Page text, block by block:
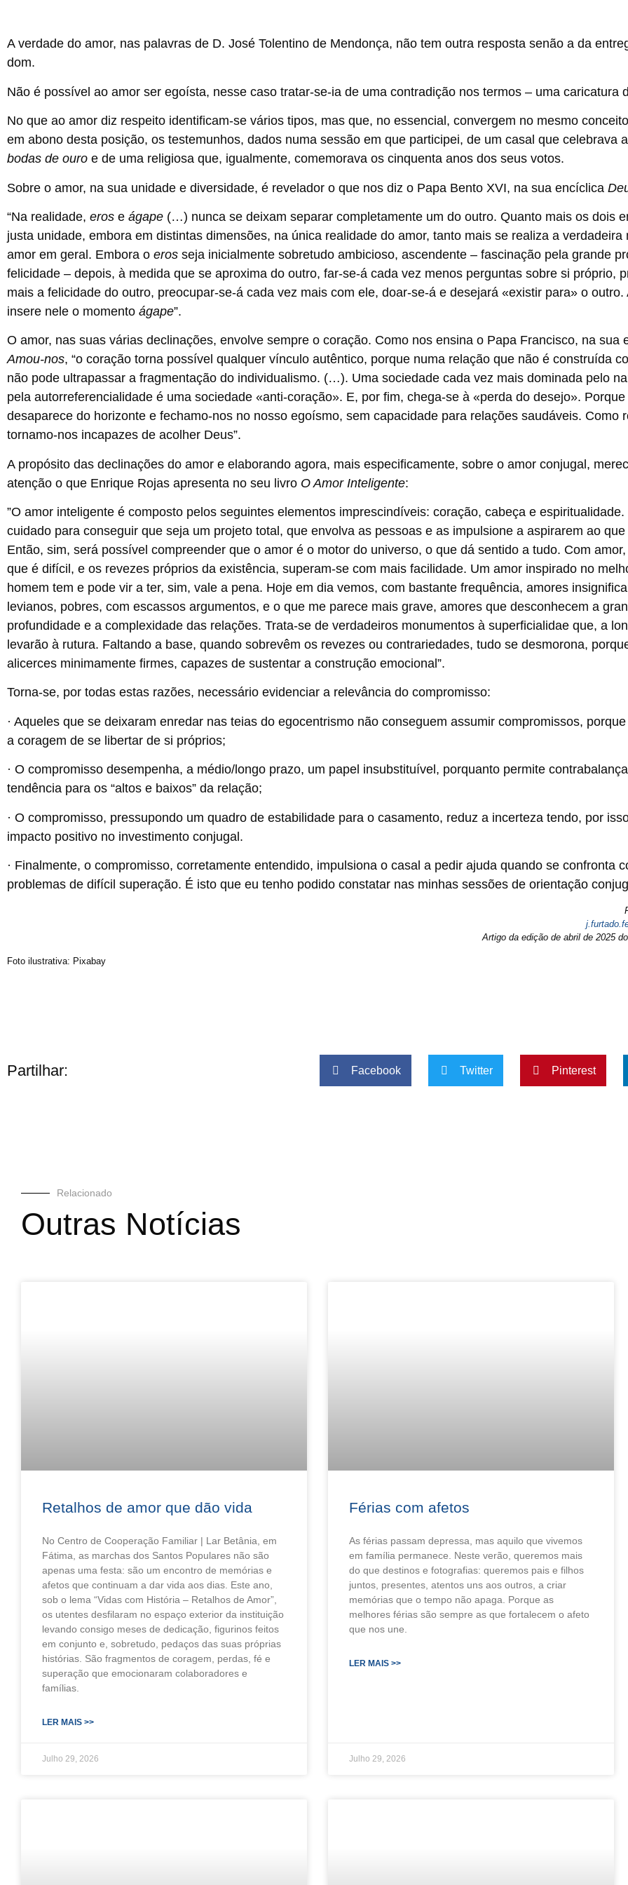
A verdade do amor, nas palavras de D. José Tolentino de Mendonça, não tem outra resposta senão a da
dom.
Não é possível ao amor ser egoísta, nesse caso tratar-se-ia de uma contradição nos termos – uma caricatura
No que ao amor diz respeito identificam-se vários tipos, mas que, no essencial, convergem no mesmo
em abono desta posição, os testemunhos, dados numa sessão em que participei, de um casal que celebrava
bodas de ouro e de uma religiosa que, igualmente, comemorava os cinquenta anos dos seus votos.
Sobre o amor, na sua unidade e diversidade, é revelador o que nos diz o Papa Bento XVI, na sua encíclica
“Na realidade, eros e ágape (…) nunca se deixam separar completamente um do outro. Quanto mais os dois
justa unidade, embora em distintas dimensões, na única realidade do amor, tanto mais se realiza a verdadeira
amor em geral. Embora o eros seja inicialmente sobretudo ambicioso, ascendente – fascinação pela grande
felicidade – depois, à medida que se aproxima do outro, far-se-á cada vez menos perguntas sobre si próprio,
mais a felicidade do outro, preocupar-se-á cada vez mais com ele, doar-se-á e desejará «existir para» o outro.
insere nele o momento ágape”.
O amor, nas suas várias declinações, envolve sempre o coração. Como nos ensina o Papa Francisco, na sua
Amou-nos, “o coração torna possível qualquer vínculo autêntico, porque numa relação que não é construída
não pode ultrapassar a fragmentação do individualismo. (…). Uma sociedade cada vez mais dominada pelo
pela autorreferencialidade é uma sociedade «anti-coração». E, por fim, chega-se à «perda do desejo».
desaparece do horizonte e fechamo-nos no nosso egoísmo, sem capacidade para relações saudáveis. Como
tornamo-nos incapazes de acolher Deus”.
A propósito das declinações do amor e elaborando agora, mais especificamente, sobre o amor conjugal,
atenção o que Enrique Rojas apresenta no seu livro O Amor Inteligente:
”O amor inteligente é composto pelos seguintes elementos imprescindíveis: coração, cabeça e
cuidado para conseguir que seja um projeto total, que envolva as pessoas e as impulsione a aspirarem ao que
Então, sim, será possível compreender que o amor é o motor do universo, o que dá sentido a tudo. Com
que é difícil, e os revezes próprios da existência, superam-se com mais facilidade. Um amor inspirado no
homem tem e pode vir a ter, sim, vale a pena. Hoje em dia vemos, com bastante frequência, amores
levianos, pobres, com escassos argumentos, e o que me parece mais grave, amores que desconhecem a
profundidade e a complexidade das relações. Trata-se de verdadeiros monumentos à superficialidae que, a
levarão à rutura. Faltando a base, quando sobrevêm os revezes ou contrariedades, tudo se desmorona,
alicerces minimamente firmes, capazes de sustentar a construção emocional”.
Torna-se, por todas estas razões, necessário evidenciar a relevância do compromisso:
· Aqueles que se deixaram enredar nas teias do egocentrismo não conseguem assumir compromissos,
a coragem de se libertar de si próprios;
· O compromisso desempenha, a médio/longo prazo, um papel insubstituível, porquanto permite
tendência para os “altos e baixos” da relação;
· O compromisso, pressupondo um quadro de estabilidade para o casamento, reduz a incerteza tendo, por
impacto positivo no investimento conjugal.
· Finalmente, o compromisso, corretamente entendido, impulsiona o casal a pedir ajuda quando se confronta
problemas de difícil superação. É isto que eu tenho podido constatar nas minhas sessões de orientação
Artigo da edição de abril de 2025
Foto ilustrativa: Pixabay
Partilhar: Facebook Twitter Pinterest
Relacionado
Outras Notícias
Retalhos de amor que dão vida
No Centro de Cooperação Familiar | Lar Betânia, em
Fátima, as marchas dos Santos Populares não são
apenas uma festa: são um encontro de memórias e
afetos que continuam a dar vida aos dias. Este ano,
sob o lema “Vidas com História – Retalhos de Amor”,
os utentes desfilaram no espaço exterior da instituição
levando consigo meses de dedicação, figurinos feitos
em conjunto e, sobretudo, pedaços das suas próprias
histórias. São fragmentos de coragem, perdas, fé e
superação que emocionaram colaboradores e
famílias.
LER MAIS >>
Julho 29, 2026
Férias com afetos
As férias passam depressa, mas aquilo que vivemos
em família permanece. Neste verão, queremos mais
do que destinos e fotografias: queremos pais e filhos
juntos, presentes, atentos uns aos outros, a criar
memórias que o tempo não apaga. Porque as
melhores férias são sempre as que fortalecem o afeto
que nos une.
LER MAIS >>
Julho 29, 2026